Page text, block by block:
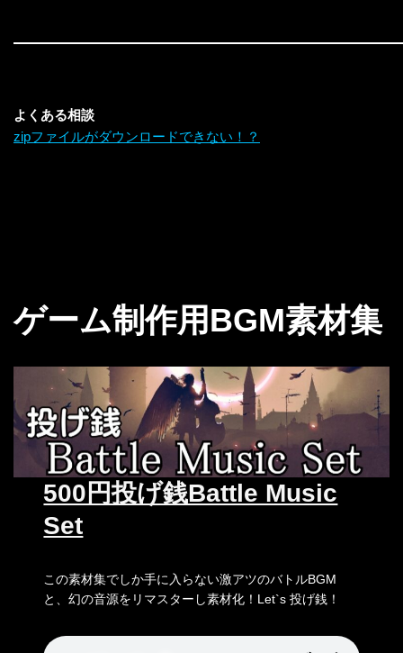
よくある相談
zipファイルがダウンロードできない！？
ゲーム制作用BGM素材集
500円投げ銭Battle Music
Set
この素材集でしか手に入らない激アツのバトルBGM
と、幻の音源をリマスターし素材化！Let`s 投げ銭！